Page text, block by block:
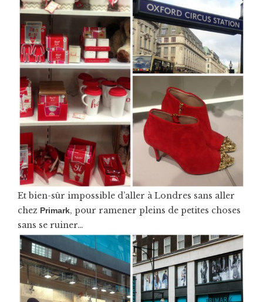
Et bien-sûr impossible d’aller à Londres sans aller
chez Primark, pour ramener pleins de petites choses
sans se ruiner…